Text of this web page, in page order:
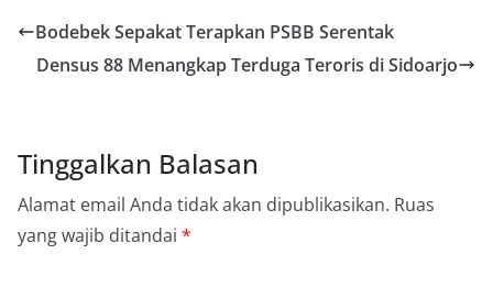
Bodebek Sepakat Terapkan PSBB Serentak
Densus 88 Menangkap Terduga Teroris di Sidoarjo
Tinggalkan Balasan
Alamat email Anda tidak akan dipublikasikan. Ruas
yang wajib ditandai *